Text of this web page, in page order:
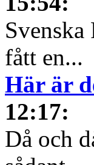
fått en...
Här är
12:17:
Då och